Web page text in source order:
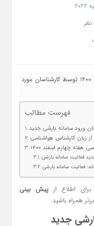
آب و هوای کشور برای هفته چهارم اسفند 1400 توسط کارشناسان مورد
فهرست مطالب
ورود سامانه بارشی جدید
زبان کارشناس هواشناسی
چهارم اسفند 1400
فعالیت سامانه بارشی
فعالیت سامانه بارشی
اطلاع ازپیش بینی
جدید